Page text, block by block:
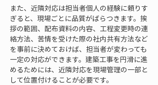
また、近隣対応は担当者個人の経験に頼りす
ぎると、現場ごとに品質がばらつきます。挨
拶の範囲、配布資料の内容、工程変更時の連
絡方法、苦情を受けた際の社内共有方法など
を事前に決めておけば、担当者が変わっても
一定の対応ができます。建築工事を円滑に進
めるためには、近隣対応を現場管理の一部と
して位置付けることが必要です。